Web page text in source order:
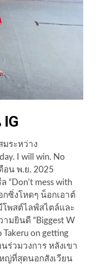
มระหว่าง
I will win. No
อน พ.ย. 2025
“Don’t mess with
กซิ่งโหดๆ น็อกเอาต์
โพสต์ไลฟ์สไตล์และ
มยินดี “Biggest W
Takeru on getting
ร่วมวงการ หลังเขา
ญ่ที่สุดนอกสังเวียน